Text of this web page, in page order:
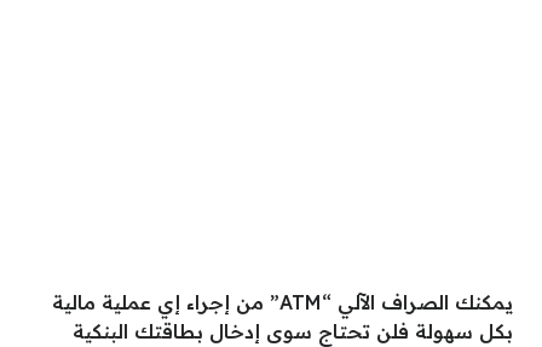
يمكنك الصراف الآلي “ATM” من إجراء إي عملية مالية
بكل سهولة فلن تحتاج سوى إدخال بطاقتك البنكية